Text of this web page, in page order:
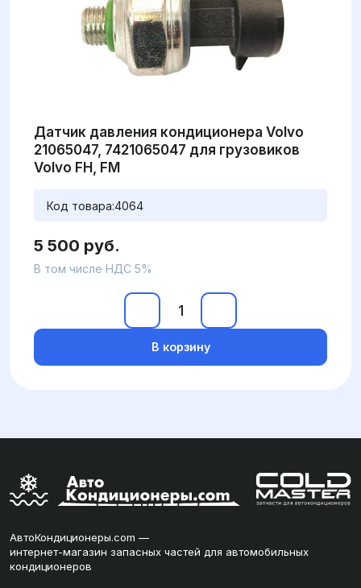
Датчик давления кондиционера Volvo
21065047, 7421065047 для грузовиков
Volvo FH, FM
Код товара:4064
5 500 руб.
В том числе НДС 5%
В корзину
АвтоКондиционеры.com —
интернет-магазин запасных частей для автомобильных
кондиционеров